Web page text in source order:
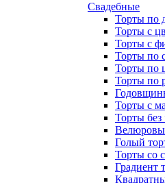
Свадебные
Торты по
Торты с
Торты с
Торты по
Торты по
Торты по
Торты с
Торты без
Голый
Торты со
Градиент